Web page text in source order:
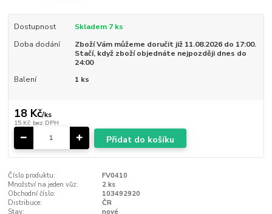
Dostupnost
Skladem 7 ks
Doba dodání
Zboží Vám můžeme doručit již 11.08.2026 do 17:00.
Stačí, když zboží objednáte nejpozději dnes do
24:00
Balení
1 ks
18 Kč/ks
15 Kč bez DPH
Přidat do košíku
Číslo produktu:
FV0410
Množství na jeden vůz:
2 ks
Obchodní číslo:
103492920
Distribuce:
ČR
Stav:
nové